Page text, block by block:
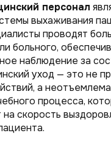
персонал
выхаживания
проводят
больного,
наблюдение за
уход — это не
а
процесса,
скорость